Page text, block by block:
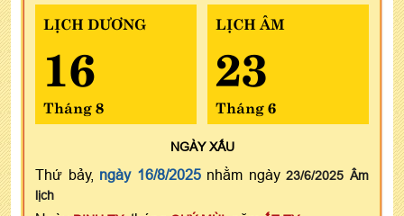
LỊCH DƯƠNG
16
Tháng 8
LỊCH ÂM
23
Tháng 6
NGÀYXẤU
Thứ bảy, ngày 16/8/2025nhằm ngày23/6/2025 Âm
lịch